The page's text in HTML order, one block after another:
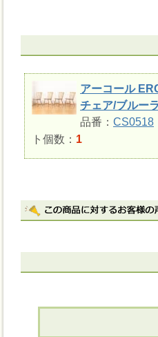
アーコール
チェア/ブルー
品番： CS0518
ト個数： 1